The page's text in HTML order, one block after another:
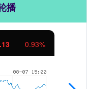
播
0.93%